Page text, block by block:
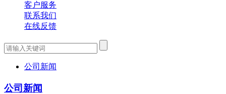
客户服务
联系我们
在线反馈
公司新闻
公司新闻